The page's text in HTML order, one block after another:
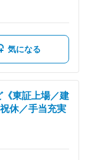
いメンバーが多
ています！ ・有
トロールしながら裁
、今後は、グループ
します。もともとの
的にみていくことで
います。 変更
金額であり、選考を
額)は固定手当を含
気になる
《東証上場／建
休／手当充実